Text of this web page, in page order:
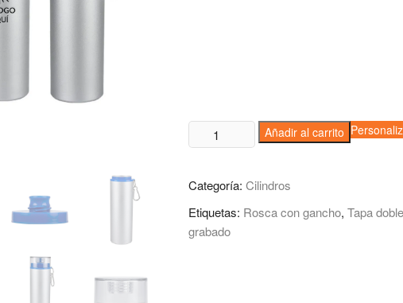
Cilindro
Leman
Añadir al carrito
Categoría: Cilindros
Etiquetas: Rosca con gancho, Tapa doble
grabado